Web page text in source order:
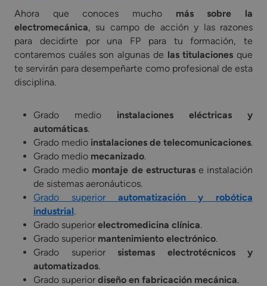
Ahora que conoces mucho más sobre la
electromecánica, su campo de acción y las razones
para decidirte por una FP para tu formación, te
contaremos cuáles son algunas de las titulaciones que
te servirán para desempeñarte como profesional de esta
disciplina.
Grado medio instalaciones eléctricas y
automáticas.
Grado medio instalaciones de telecomunicaciones.
Grado medio mecanizado.
Grado medio montaje de estructurase instalación
de sistemas aeronáuticos.
Grado superior automatización y robótica
industrial.
Grado superior electromedicina clínica.
Grado superior mantenimiento electrónico.
Grado superior sistemas electrotécnicos y
automatizados.
Grado superior diseño en fabricación mecánica.